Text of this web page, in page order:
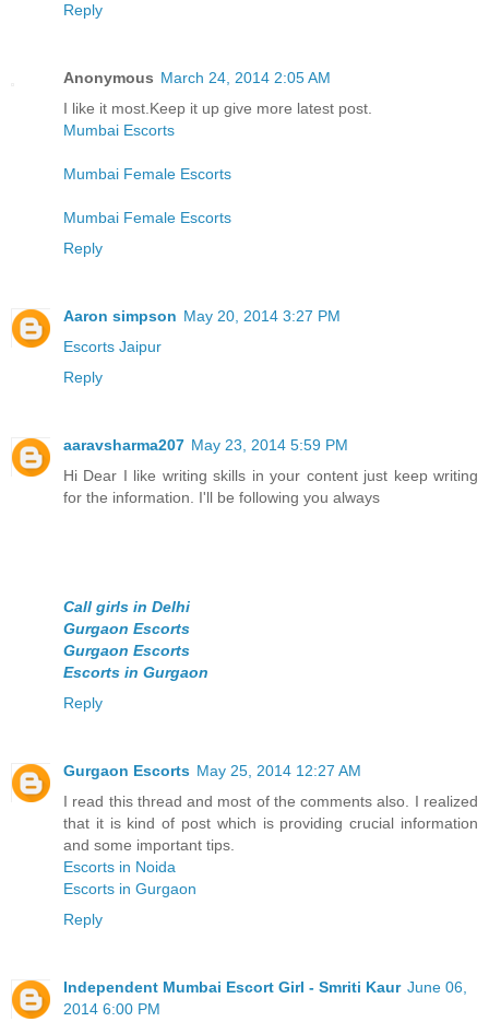
Reply
Anonymous March 24, 2014 2:05 AM
I like it most.Keep it up give more latest post.
Mumbai Escorts
Mumbai Female Escorts
Mumbai Female Escorts
Reply
Aaron simpson May 20, 2014 3:27 PM
Escorts Jaipur
Reply
aaravsharma207 May 23, 2014 5:59 PM
Hi Dear I like writing skills in your content just keep writing
for the information. I'll be following you always
Call girls in Delhi
Gurgaon Escorts
Gurgaon Escorts
Escorts in Gurgaon
Reply
Gurgaon Escorts May 25, 2014 12:27 AM
I read this thread and most of the comments also. I realized
that it is kind of post which is providing crucial information
and some important tips.
Escorts in Noida
Escorts in Gurgaon
Reply
Independent Mumbai Escort Girl - Smriti Kaur June 06,
2014 6:00 PM